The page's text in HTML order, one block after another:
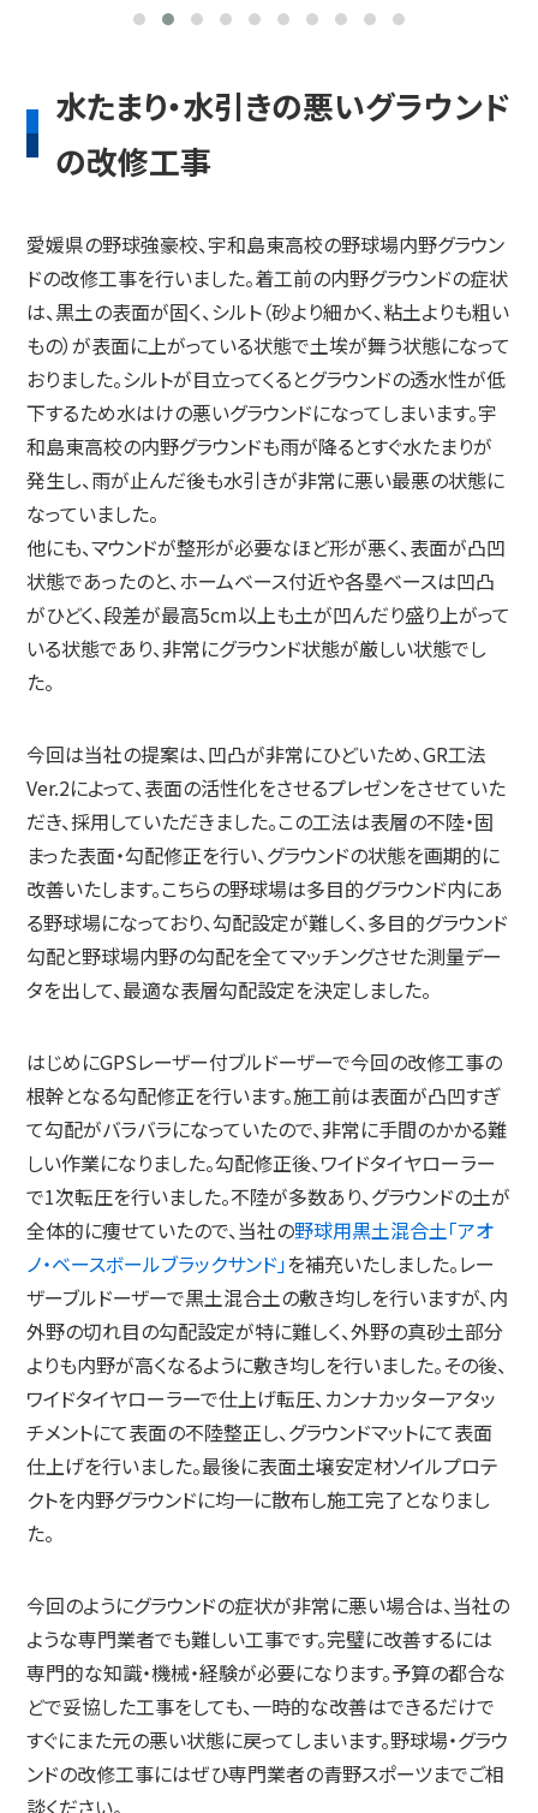
水たまり・水引きの悪いグラウンド
の改修工事
愛媛県の野球強豪校、宇和島東高校の野球場内野グラウン
ドの改修工事を行いました。着工前の内野グラウンドの症状
は、黒土の表面が固く、シルト（砂より細かく、粘土よりも粗い
もの）が表面に上がっている状態で土埃が舞う状態になって
おりました。シルトが目立ってくるとグラウンドの透水性が低
下するため水はけの悪いグラウンドになってしまいます。宇
和島東高校の内野グラウンドも雨が降るとすぐ水たまりが
発生し、雨が止んだ後も水引きが非常に悪い最悪の状態に
なっていました。
他にも、マウンドが整形が必要なほど形が悪く、表面が凸凹
状態であったのと、ホームベース付近や各塁ベースは凹凸
がひどく、段差が最高5cm以上も土が凹んだり盛り上がって
いる状態であり、非常にグラウンド状態が厳しい状態でし
た。
今回は当社の提案は、凹凸が非常にひどいため、GR工法
Ver.2によって、表面の活性化をさせるプレゼンをさせていた
だき、採用していただきました。この工法は表層の不陸・固
まった表面・勾配修正を行い、グラウンドの状態を画期的に
改善いたします。こちらの野球場は多目的グラウンド内にあ
る野球場になっており、勾配設定が難しく、多目的グラウンド
勾配と野球場内野の勾配を全てマッチングさせた測量デー
タを出して、最適な表層勾配設定を決定しました。
はじめにGPSレーザー付ブルドーザーで今回の改修工事の
根幹となる勾配修正を行います。施工前は表面が凸凹すぎ
て勾配がバラバラになっていたので、非常に手間のかかる難
しい作業になりました。勾配修正後、ワイドタイヤローラー
で1次転圧を行いました。不陸が多数あり、グラウンドの土が
全体的に痩せていたので、当社の野球用黒土混合土「アオ
ノ・ベースボールブラックサンド」を補充いたしました。レー
ザーブルドーザーで黒土混合土の敷き均しを行いますが、内
外野の切れ目の勾配設定が特に難しく、外野の真砂土部分
よりも内野が高くなるように敷き均しを行いました。その後、
ワイドタイヤローラーで仕上げ転圧、カンナカッターアタッ
チメントにて表面の不陸整正し、グラウンドマットにて表面
仕上げを行いました。最後に表面土壌安定材ソイルプロテ
クトを内野グラウンドに均一に散布し施工完了となりまし
た。
今回のようにグラウンドの症状が非常に悪い場合は、当社の
ような専門業者でも難しい工事です。完璧に改善するには
専門的な知識・機械・経験が必要になります。予算の都合な
どで妥協した工事をしても、一時的な改善はできるだけで
すぐにまた元の悪い状態に戻ってしまいます。野球場・グラウ
ンドの改修工事にはぜひ専門業者の青野スポーツまでご相